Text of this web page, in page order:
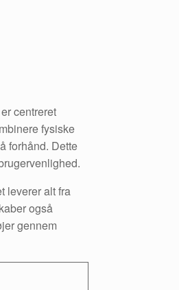
centreret
fysiske
forhånd. Dette
leverer alt fra
også
gennem